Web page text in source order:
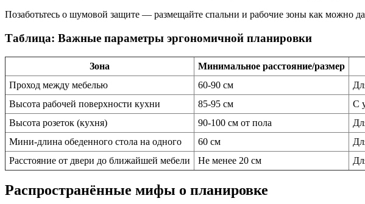
Позаботьтесь о шумовой защите — размещайте спальни и рабочие зоны как можно
Таблица: Важные параметры эргономичной планировки
Зона Минимальное расстояние/размер
Проход между мебелью
60-90 см
Высота рабочей поверхности кухни
85-95 см
С
Высота розеток (кухня)
90-100 см от пола
Мини-длина обеденного стола на одного
60 см
Расстояние от двери до ближайшей мебели
Не менее 20 см
Распространённые мифы о планировке